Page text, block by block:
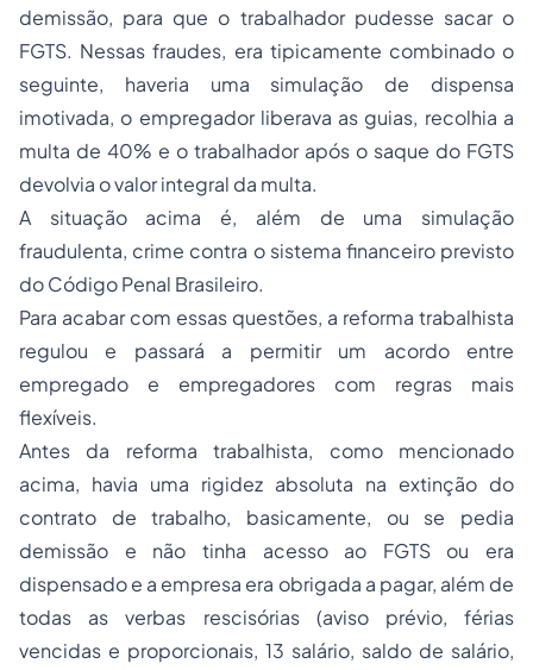
demissão, para que o trabalhador pudesse sacar o
FGTS. Nessas fraudes, era tipicamente combinado o
seguinte, haveria uma simulação de dispensa
imotivada, o empregador liberava as guias, recolhia a
multa de 40% e o trabalhador após o saque do FGTS
devolvia o valor integral da multa.
A situação acima é, além de uma simulação
fraudulenta, crime contra o sistema financeiro previsto
do Código Penal Brasileiro.
Para acabar com essas questões, a reforma trabalhista
regulou e passará a permitir um acordo entre
empregado e empregadores com regras mais
flexíveis.
Antes da reforma trabalhista, como mencionado
acima, havia uma rigidez absoluta na extinção do
contrato de trabalho, basicamente, ou se pedia
demissão e não tinha acesso ao FGTS ou era
dispensado e a empresa era obrigada a pagar, além de
todas as verbas rescisórias (aviso prévio, férias
vencidas e proporcionais, 13 salário, saldo de salário,